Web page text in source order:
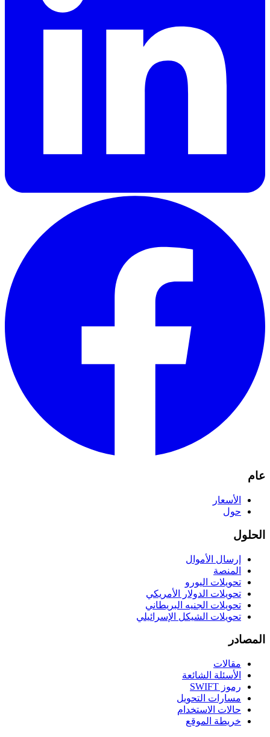
عام
الأسعار
حول
الحلول
إرسال الأموال
المنصة
تحويلات اليورو
تحويلات الدولار الأمريكي
تحويلات الجنيه البريطاني
تحويلات الشيكل الإسرائيلي
المصادر
مقالات
الأسئلة الشائعة
رموز SWIFT
مسارات التحويل
حالات الاستخدام
خريطة الموقع